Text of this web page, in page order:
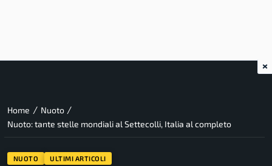
Home / Nuoto /
Nuoto: tante stelle mondiali al Settecolli, Italia al completo
NUOTO ULTIMI ARTICOLI
×